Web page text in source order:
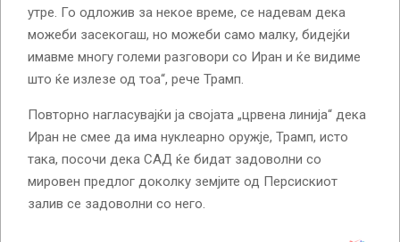
утре. Го одложив за некое време, се надевам дека
можеби засекогаш, но можеби само малку, бидејќи
имавме многу големи разговори со Иран и ќе видиме
што ќе излезе од тоа“, рече Трамп.
Повторно нагласувајќи ја својата „црвена линија“ дека
Иран не смее да има нуклеарно оружје, Трамп, исто
така, посочи дека САД ќе бидат задоволни со
мировен предлог доколку земјите од Персискиот
залив се задоволни со него.